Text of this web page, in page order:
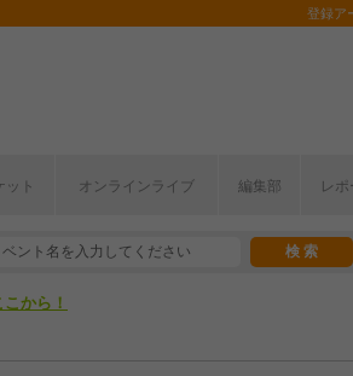
登録ア
ット オンラインライブ 編集部 レポ
半期編発表！
から！